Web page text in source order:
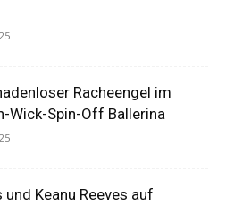
Racheengel im
Wick-Spin-Off Ballerina
Keanu Reeves auf